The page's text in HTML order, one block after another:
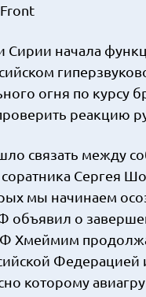
Сирии начала
огня по курсу
реакцию
связать между
Сергея
мы начинаем
объявил о
Хмеймим
Федерацией
которому